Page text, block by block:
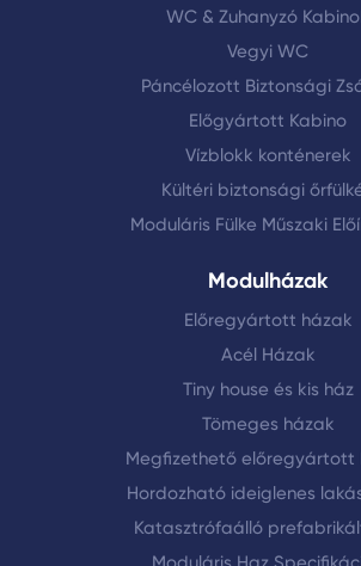
WC & Zuhanyzó
Vegyi WC
Páncélozott Biztonsági
Előgyártott Kabino
Vízblokk konténerek
Kültéri biztonsági
Moduláris Fülke Műszaki
Modulházak
Előregyártott házak
Acél Házak
Tiny house és kis ház
Tömeges házak
Megfizethető előregyártott
Hordozható ideiglenes
Katasztrófaálló